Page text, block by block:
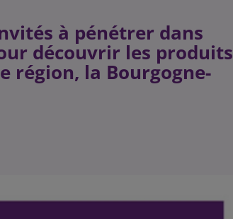
à pénétrer dans
découvrir les produits
région, la Bourgogne-